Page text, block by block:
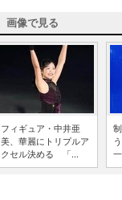
画像で見る
フィギュア・中井亜
美、華麗にトリプルア
クセル決める 「...